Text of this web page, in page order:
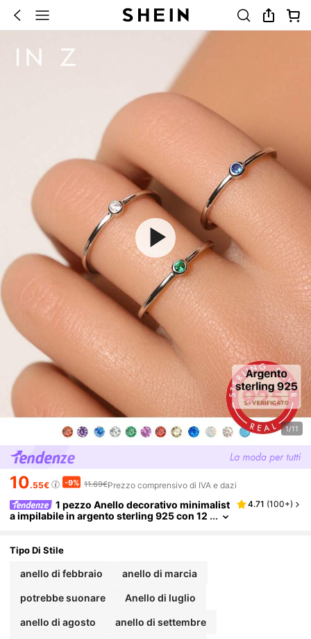
1/11
10.55€ -9% 11.69€Prezzo comprensivo di IVA e dazi
1 pezzo Anello decorativo minimalist
a impilabile in argento sterling 925 con 12
zze - maneggiare con cura, inclusa confezion
4.71 (100+)
Tipo Di Stile
anello di febbraio anello di marcia
potrebbe suonare Anello di luglio
anello di agosto anello di settembre